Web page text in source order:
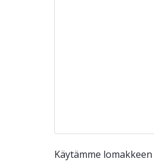
Käytämme